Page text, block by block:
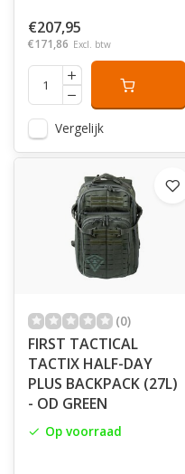
€207,95
€171,86 Excl. btw
Vergelijk
(0)
FIRST TACTICAL
TACTIX HALF-DAY
PLUS BACKPACK (27L)
- OD GREEN
Op voorraad